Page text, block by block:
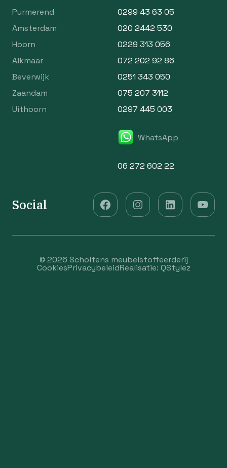
Purmerend
0299 43 63 05
Amsterdam
020 2442 530
Hoorn
0229 313 056
Alkmaar
072 202 92 86
Beverwijk
0251 343 050
Zaandam
075 207 3112
Uithoorn
0297 445 003
WhatsApp
06 272 602 22
Social
© 2026 Scholtens meubelstoffeerderij
CookiesPrivacybeleidRealisatie: QStylez